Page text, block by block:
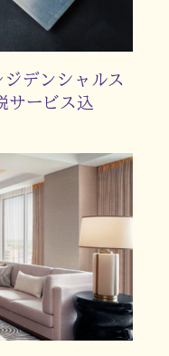
デンシャルス
サービス込